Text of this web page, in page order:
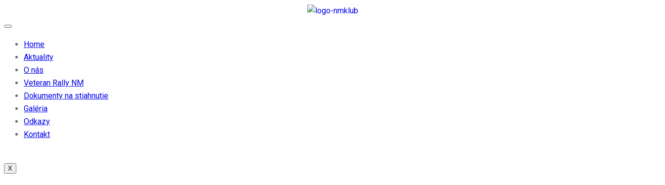
Home
Aktuality
O nás
Veteran Rally NM
Dokumenty na stiahnutie
Galéria
Odkazy
Kontakt
X